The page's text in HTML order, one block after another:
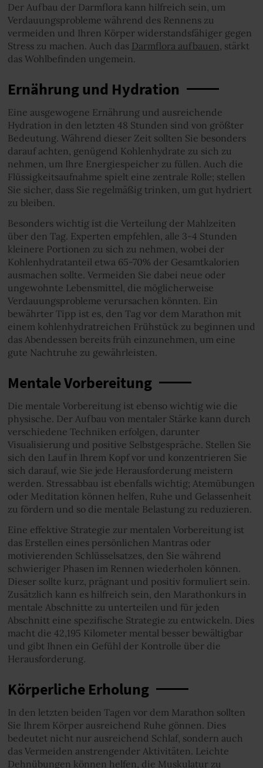
Der Aufbau der Darmflora kann hilfreich sein, um
Verdauungsprobleme während des Rennens zu
vermeiden und Ihren Körper widerstandsfähiger gegen
Stress zu machen. Auch das Darmflora aufbauen , stärkt
das Wohlbefinden ungemein.
Ernährung und Hydration
Eine ausgewogene Ernährung und ausreichende
Hydration in den letzten 48 Stunden sind von größter
Bedeutung. Während dieser Zeit sollten Sie besonders
darauf achten, genügend Kohlenhydrate zu sich zu
nehmen, um Ihre Energiespeicher zu füllen. Auch die
Flüssigkeitsaufnahme spielt eine zentrale Rolle; stellen
Sie sicher, dass Sie regelmäßig trinken, um gut hydriert
zu bleiben.
Besonders wichtig ist die Verteilung der Mahlzeiten
über den Tag. Experten empfehlen, alle 3-4 Stunden
kleinere Portionen zu sich zu nehmen, wobei der
Kohlenhydratanteil etwa 65-70% der Gesamtkalorien
ausmachen sollte. Vermeiden Sie dabei neue oder
ungewohnte Lebensmittel, die möglicherweise
Verdauungsprobleme verursachen könnten. Ein
bewährter Tipp ist es, den Tag vor dem Marathon mit
einem kohlenhydratreichen Frühstück zu beginnen und
das Abendessen bereits früh einzunehmen, um eine
gute Nachtruhe zu gewährleisten.
Mentale Vorbereitung
Die mentale Vorbereitung ist ebenso wichtig wie die
physische. Der Aufbau von mentaler Stärke kann durch
verschiedene Techniken erfolgen, darunter
Visualisierung und positive Selbstgespräche. Stellen Sie
sich den Lauf in Ihrem Kopf vor und konzentrieren Sie
sich darauf, wie Sie jede Herausforderung meistern
werden. Stressabbau ist ebenfalls wichtig; Atemübungen
oder Meditation können helfen, Ruhe und Gelassenheit
zu fördern und so die mentale Belastung zu reduzieren.
Eine effektive Strategie zur mentalen Vorbereitung ist
das Erstellen eines persönlichen Mantras oder
motivierenden Schlüsselsatzes, den Sie während
schwieriger Phasen im Rennen wiederholen können.
Dieser sollte kurz, prägnant und positiv formuliert sein.
Zusätzlich kann es hilfreich sein, den Marathonkurs in
mentale Abschnitte zu unterteilen und für jeden
Abschnitt eine spezifische Strategie zu entwickeln. Dies
macht die 42,195 Kilometer mental besser bewältigbar
und gibt Ihnen ein Gefühl der Kontrolle über die
Herausforderung.
Körperliche Erholung
In den letzten beiden Tagen vor dem Marathon sollten
Sie Ihrem Körper ausreichend Ruhe gönnen. Dies
bedeutet nicht nur ausreichend Schlaf, sondern auch
das Vermeiden anstrengender Aktivitäten. Leichte
Dehnübungen können helfen, die Muskulatur zu